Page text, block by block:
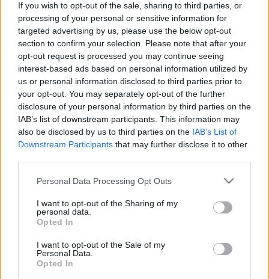
If you wish to opt-out of the sale, sharing to third parties, or
processing of your personal or sensitive information for
targeted advertising by us, please use the below opt-out
section to confirm your selection. Please note that after your
opt-out request is processed you may continue seeing
interest-based ads based on personal information utilized by
us or personal information disclosed to third parties prior to
your opt-out. You may separately opt-out of the further
disclosure of your personal information by third parties on the
IAB’s list of downstream participants. This information may
also be disclosed by us to third parties on the IAB’s List of
Downstream Participants that may further disclose it to other
Please note that this website/app uses one or more Google
not limited to your visit or usage behaviour. You may click to
grant or deny consent to Google and its third-party tags to
use your data for below specified purposes in below Google
consent section.
Personal Data Processing Opt Outs
I want to opt-out of the Sharing of my
personal data.
Opted In
I want to opt-out of the Sale of my
Personal Data.
Opted In
Egy egész almafa nőtt a
konyhámban! - Zöldalmás macaroon
sajtosbrokkoli•2011. október 03.
A fiúk meg alig győzték a szüretet. Pont úgy szedték
mint az igazit. A pólot a hasuk előtt megemelték, és
beleszedték a kicsi terméseket. Majd leültek és csak
falták. Lóri persze nem állta meg, hogy be ne szóljon,
miszerint neki az a rózsaszín a kedvence, és bár ez se
akad a…
Chipsadó helyett: cheddar snack
sajtosbrokkoli•2011. szeptember 28.
bármit, ami beleesik ebbe a kategóriába. Elolvastam
végre, hogy milyen baromságok tartoznak ide.